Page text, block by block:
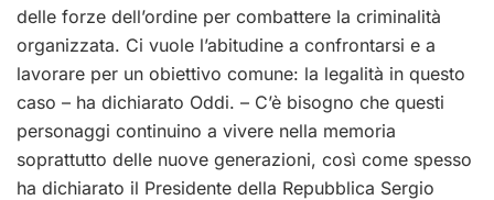
delle forze dell’ordine per combattere la criminalità
organizzata. Ci vuole l’abitudine a confrontarsi e a
lavorare per un obiettivo comune: la legalità in questo
caso – ha dichiarato Oddi. – C’è bisogno che questi
personaggi continuino a vivere nella memoria
soprattutto delle nuove generazioni, così come spesso
ha dichiarato il Presidente della Repubblica Sergio